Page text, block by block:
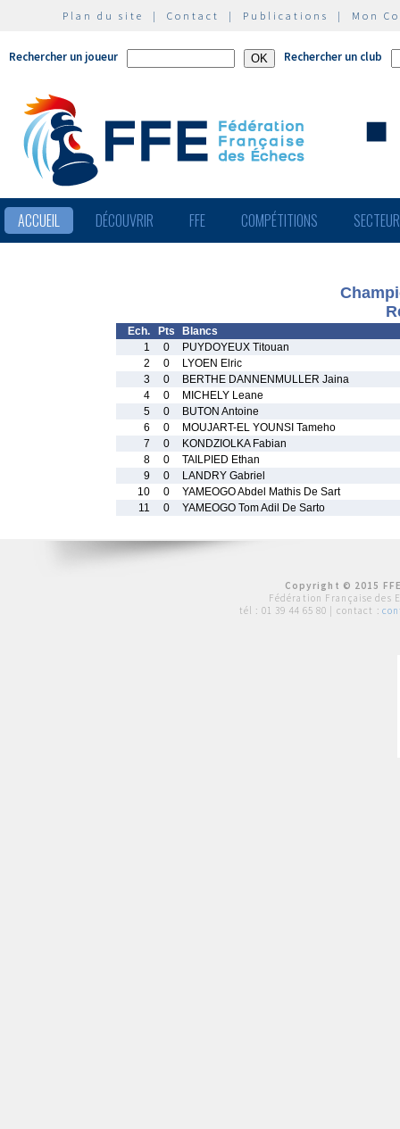
Plan du site | Contact | Publications | Mon
Rechercher un joueur Rechercher un club
ACCUEIL DÉCOUVRIR FFE COMPÉTITIONS
Ech. Pts
Blancs
1
0
PUYDOYEUX Titouan
2
0
LYOEN Elric
3
0
BERTHE DANNENMULLER Jaina
4
0
MICHELY Leane
5
0
BUTON Antoine
6
0
MOUJART-EL YOUNSI Tameho
7
0
KONDZIOLKA Fabian
8
0
TAILPIED Ethan
9
0
LANDRY Gabriel
10
0
YAMEOGO Abdel Mathis De Sart
11
0 YAMEOGO Tom Adil De Sarto
Copyright © 2015
Fédération Française des
tél : 01 39 44 65 80 | contact :